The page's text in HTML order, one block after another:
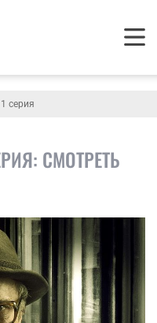
серия
СМОТРЕТЬ